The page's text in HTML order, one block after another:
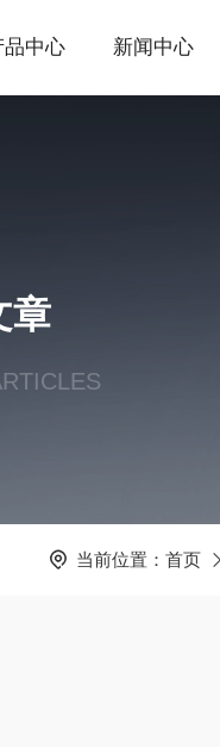
品中心 新闻中心
章
当前位置： 首页